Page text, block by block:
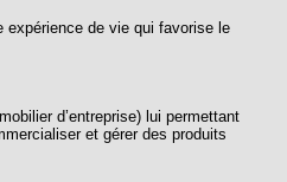
expérience de vie qui favorise le
d’entreprise) lui permettant
et gérer des produits